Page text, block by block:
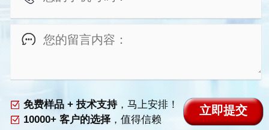
免费样品 + 技术支持，马上安排！
10000+ 客户的选择，值得信赖